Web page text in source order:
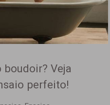
boudoir? Veja
perfeito!